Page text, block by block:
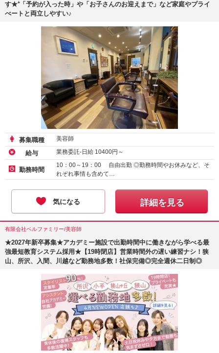
す★⁺「予約が入った時」や「お子さんのお迎えまで」など家庭やプライ
べートと両立しやすい♪
募集職種 美容師
給与 業務委託-日給 10400円～
勤務時間
10：00～19：00 自由出勤 ◎勤務時間やお休みなど、そ
れぞれ事情も含めて…
気になる 詳細を見る
有限会社ベルファミリー/美容師
★2027年新卒募集★アカデミー施設で出勤時間中に働きながら学べる最
強最短教育システム採用★【19時閉店】営業時間外の遅い練習ナシ！狭
山、所沢、入間、川越など勤務地多数！社保完備◎完全週休二日制◎